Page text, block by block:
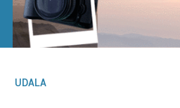
UDALA